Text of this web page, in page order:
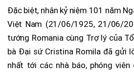
Đặc biệt, nhân kỷ niệm 101 năm
Việt Nam (21/06/1925, 21/06/
tướng Romania cùng Trợ lý của
bà Đại sứ Cristina Romila đã gửi
nhất tới các nhà báo, phóng